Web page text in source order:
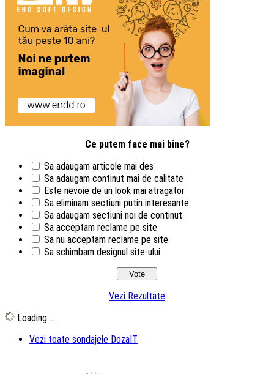
Ce putem face mai bine?
Sa adaugam articole mai des
Sa adaugam continut mai de calitate
Este nevoie de un look mai atragator
Sa eliminam sectiuni putin interesante
Sa adaugam sectiuni noi de continut
Sa acceptam reclame pe site
Sa nu acceptam reclame pe site
Sa schimbam designul site-ului
Vezi Rezultate
Loading ...
Vezi toate sondajele DozaIT